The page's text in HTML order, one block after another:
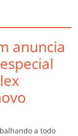
anuncia
a todo